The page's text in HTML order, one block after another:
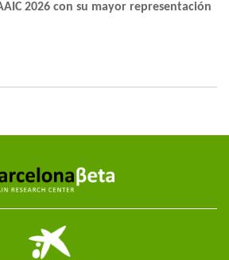
2026 con su mayor representación